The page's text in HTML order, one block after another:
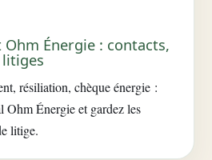
Ohm Énergie : contacts,
litiges
résiliation, chèque énergie :
Ohm Énergie et gardez les
litige.